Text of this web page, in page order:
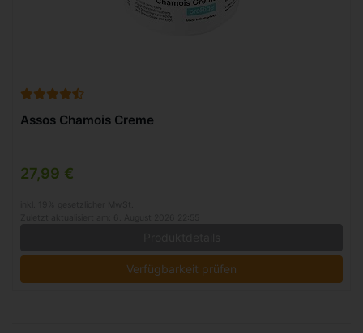
Assos Chamois Creme
27,99 €
Verfügbarkeit prüfen